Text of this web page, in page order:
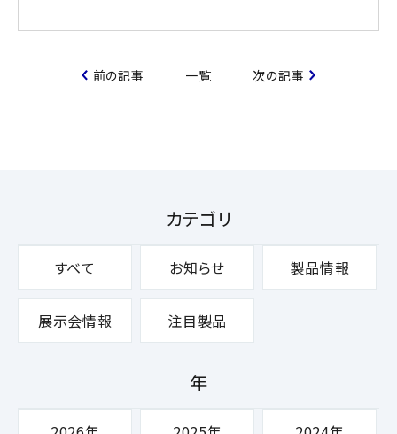
前の記事 一覧 次の記事
カテゴリ
すべて お知らせ 製品情報
展示会情報 注目製品
年